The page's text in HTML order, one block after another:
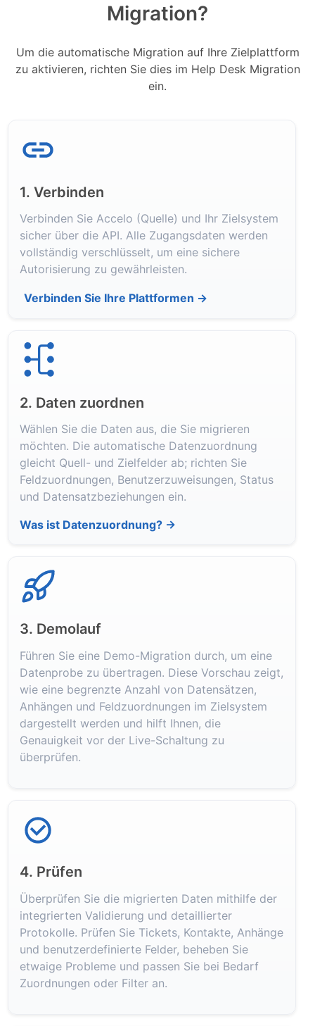
Migration?
Um die automatische Migration auf Ihre Zielplattform
zu aktivieren, richten Sie dies im Help Desk Migration
ein.
1. Verbinden
Verbinden Sie Accelo (Quelle) und Ihr Zielsystem
sicher über die API. Alle Zugangsdaten werden
vollständig verschlüsselt, um eine sichere
Autorisierung zu gewährleisten.
Verbinden Sie Ihre Plattformen →
2. Daten zuordnen
Wählen Sie die Daten aus, die Sie migrieren
möchten. Die automatische Datenzuordnung
gleicht Quell- und Zielfelder ab; richten Sie
Feldzuordnungen, Benutzerzuweisungen, Status
und Datensatzbeziehungen ein.
Was ist Datenzuordnung? →
3. Demolauf
Führen Sie eine Demo-Migration durch, um eine
Datenprobe zu übertragen. Diese Vorschau zeigt,
wie eine begrenzte Anzahl von Datensätzen,
Anhängen und Feldzuordnungen im Zielsystem
dargestellt werden und hilft Ihnen, die
Genauigkeit vor der Live-Schaltung zu
überprüfen.
4. Prüfen
Überprüfen Sie die migrierten Daten mithilfe der
integrierten Validierung und detaillierter
Protokolle. Prüfen Sie Tickets, Kontakte, Anhänge
und benutzerdefinierte Felder, beheben Sie
etwaige Probleme und passen Sie bei Bedarf
Zuordnungen oder Filter an.